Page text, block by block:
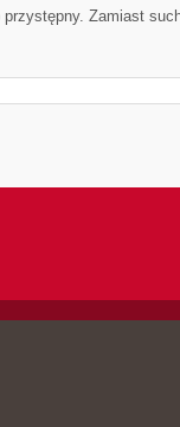
Zamiast